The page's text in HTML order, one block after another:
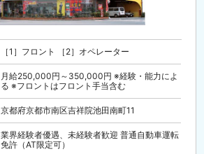
［1］フロント ［2］オペレーター
月給250,000円～350,000円 ※経験・能力によ
る ※フロントはフロント手当含む
京都府京都市南区吉祥院池田南町11
業界経験者優遇、未経験者歓迎 普通自動車運転
免許（AT限定可）